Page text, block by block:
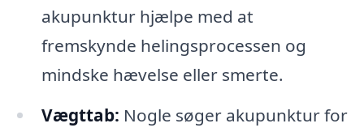
akupunktur hjælpe med at
fremskynde helingsprocessen og
mindske hævelse eller smerte.
Vægttab: Nogle søger akupunktur for